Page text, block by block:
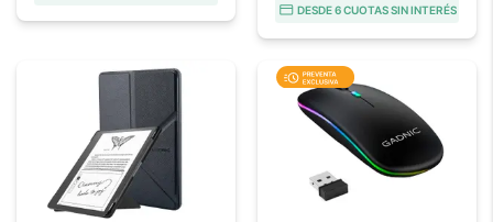
DESDE 6 CUOTAS SIN INTERÉS